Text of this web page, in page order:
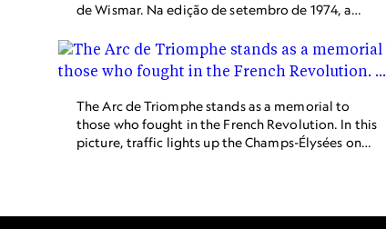
de Wismar. Na edição de setembro de 1974, a
escassez de mão de obra e outras dificuldades na
Alemanha Oriental.
The Arc de Triomphe stands as a memorial to
those who fought in the French Revolution. In this
picture, traffic lights up the Champs-Élysées on